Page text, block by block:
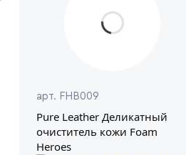
арт. FHB009
Pure Leather Деликатный
очиститель кожи Foam
Heroes